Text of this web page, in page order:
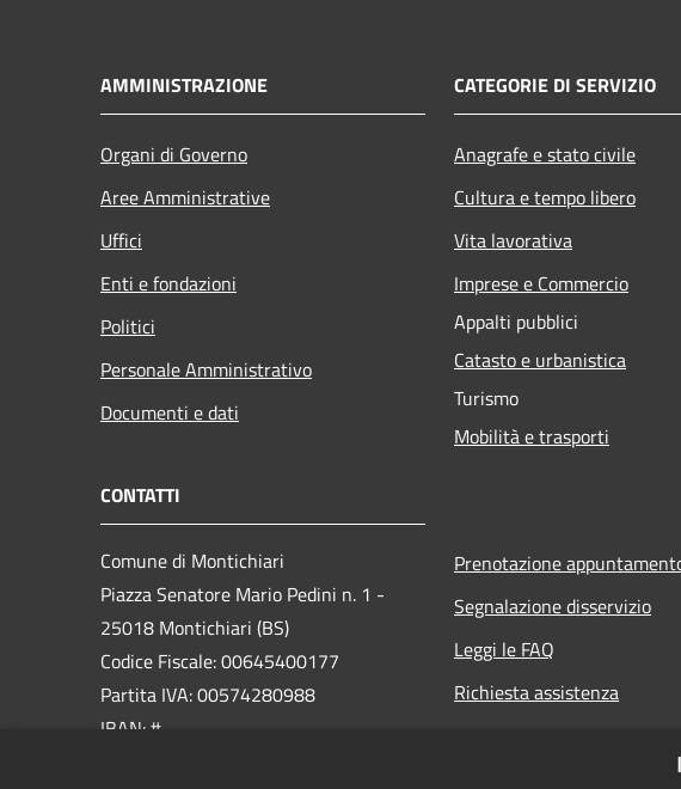
AMMINISTRAZIONE
Organi di Governo
Aree Amministrative
Uffici
Enti e fondazioni
Politici
Personale Amministrativo
Documenti e dati
CATEGORIE DI SERVIZIO
Anagrafe e stato civile
Cultura e tempo libero
Vita lavorativa
Imprese e Commercio
Appalti pubblici
Catasto e urbanistica
Turismo
Mobilità e trasporti
CONTATTI
Comune di Montichiari
Piazza Senatore Mario Pedini n. 1 -
25018 Montichiari (BS)
Codice Fiscale: 00645400177
Partita IVA: 00574280988
IBAN: #
Prenotazione
Segnalazione disservizio
Leggi le FAQ
Richiesta assistenza